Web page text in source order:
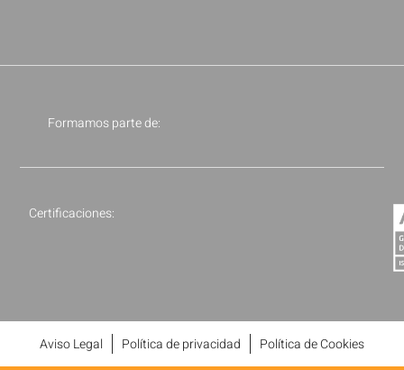
Formamos parte de:
Certificaciones:
Aviso Legal Política de privacidad Política de Cookies